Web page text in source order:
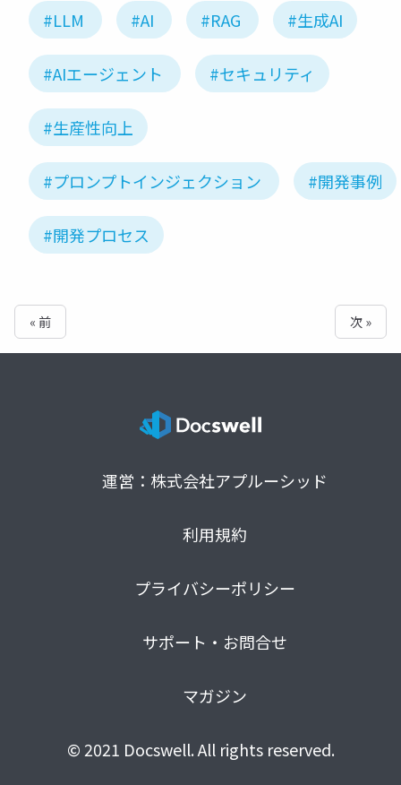
#LLM #AI #RAG #生成AI
#AIエージェント #セキュリティ
#生産性向上
#プロンプトインジェクション #開発事例
#開発プロセス
« 前 次 »
運営：株式会社アプルーシッド
利用規約
プライバシーポリシー
サポート・お問合せ
マガジン
© 2021 Docswell. All rights reserved.